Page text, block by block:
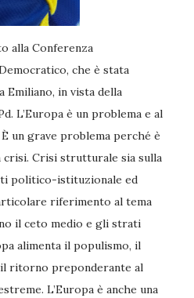
alla Conferenza
che è stata
Emiliano, in vista della
L’Europa è un problema e al
un grave problema perché è
Crisi strutturale sia sulla
politico-istituzionale ed
riferimento al tema
il ceto medio e gli strati
alimenta il populismo, il
ritorno preponderante al
L’Europa è anche una